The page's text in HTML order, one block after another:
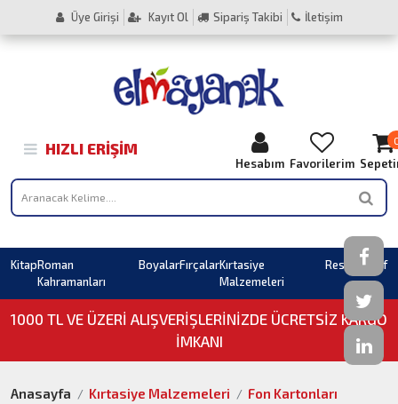
Üye Girişi Kayıt Ol Sipariş Takibi İletişim
HIZLI ERIŞIM
Hesabım Favorilerim
KitapRoman
Kahramanları
BoyalarFırçalarKırtasiye
Malzemeleri
Resim Sahaf
1000 TL VE ÜZERI ALIŞVERIŞLERINIZDE ÜCRETSİZ KARGO
İMKANI
Anasayfa Kırtasiye Malzemeleri
Fon Kartonları